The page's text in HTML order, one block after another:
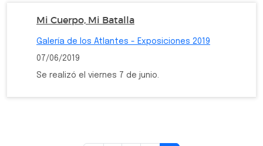
Mi Cuerpo, Mi Batalla
Galería de los Atlantes - Exposiciones 2019
07/06/2019
Se realizó el viernes 7 de junio.